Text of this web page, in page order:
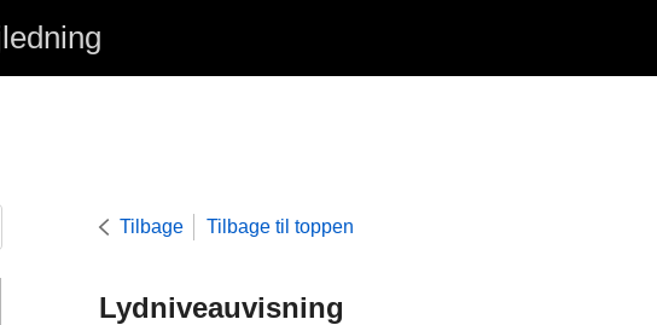
Tilbage Tilbage til toppen
Lydniveauvisning